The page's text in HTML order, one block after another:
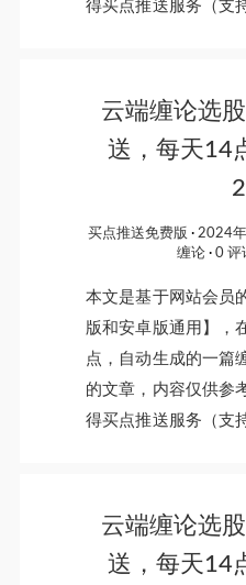
得买点推送服务（支
云端缠论选
送，每天14
买点推送免费版 2024
缠论
0 评
本文是基于网站会员
版和安卓版通用】，
点，自动生成的一篇
的文章，内容仅供参
得买点推送服务（支
云端缠论选
送，每天14